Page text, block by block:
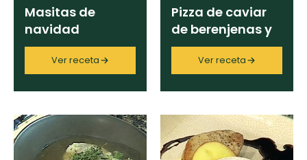
Masitas de
navidad
Ver receta
Pizza de caviar
de berenjenas y
hongos
Ver receta